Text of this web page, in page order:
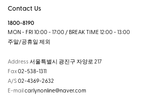
Contact Us
1800-8190
MON - FRI 10:00 - 17:00 / BREAK TIME 12:00 - 13:00
주말/공휴일 제외
Address서울특별시 광진구 자양로 217
Fax02-538-1311
A/S02-4369-2632
E-mailcarlynonline@naver.com